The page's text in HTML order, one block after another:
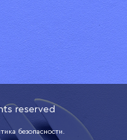
reserved
безопасности.